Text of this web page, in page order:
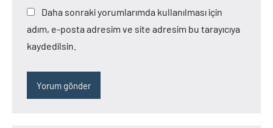
Daha sonraki yorumlarımda kullanılması için
adım, e-posta adresim ve site adresim bu tarayıcıya
kaydedilsin.